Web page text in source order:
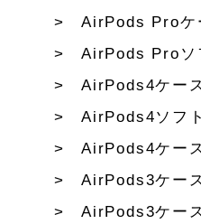
AirPods Proケ
AirPods Proソ
AirPods4ケー
AirPods4ソフ
AirPods4ケー
AirPods3ケー
AirPods3ケー